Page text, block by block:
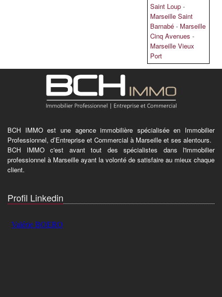
Saint Loup -
Marseille Saint
Barnabé - Marseille
Cinq Avenues -
Marseille Vieux
Port
BCH IMMO est une agence immobilière spécialisée en Immobilier
Professionnel, d’Entreprise et Commercial à Marseille et ses alentours.
BCH IMMO c'est avant tout des spécialistes dans l'immobilier
professionnel à Marseille ayant la volonté de satisfaire au mieux chaque
client.
Profil Linkedin